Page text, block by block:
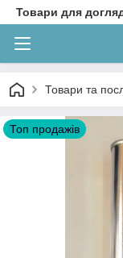
Товари для
Товари та
Топ продажів